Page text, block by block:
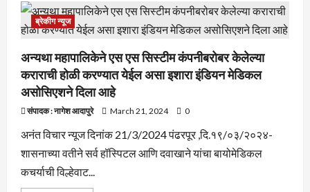
नगरपरिषदेच्या
वतीने
वाखरी
ते
पालखी
मार्गावरील
अतिक्रमण
काढण्यासाठी
धडक
मोहीम
ब्रेकीग न्यूज
अन्यथा महापालिकेने एस एस सिस्टीम कंपनीबरोबर केलेल्या
कराराची होळी करण्यात येईल असा इशारा इंडियन मेडिकल
असोसिएशने दिला आहे
संपादक : नागेश आदापुरे March 21, 2024 0
अनंत विचार न्यूज दिनांक 21/3/2024 पंढरपूर ,दि.१९/०३/२०२४-
शासनाच्या वतीने सर्व हॉस्पिटल आणि दवाखाने यांचा बायोमेडिकल
कचर्याची विल्हेवाट...